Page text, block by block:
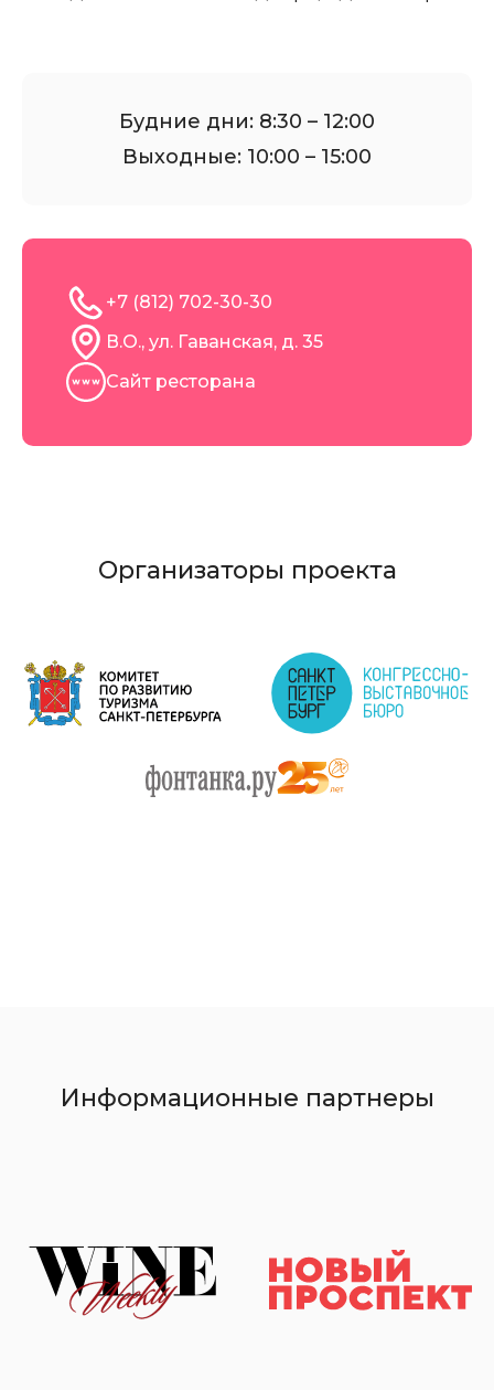
Будние дни: 8:30 – 12:00
Выходные: 10:00 – 15:00
+7 (812) 702-30-30
В.О., ул. Гаванская, д. 35
Сайт ресторана
Организаторы проекта
Информационные партнеры